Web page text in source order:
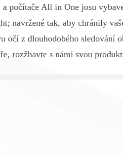
počítače All in One josu
navržené tak, aby chránily
očí z dlouhodobého sledování
rozžhavte s námi svou